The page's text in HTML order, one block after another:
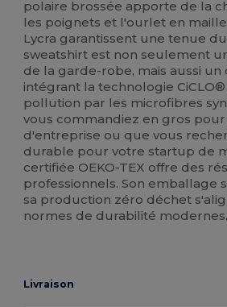
polaire brossée apporte de la
les poignets et l'ourlet en maille
Lycra garantissent une tenue
sweatshirt est non seulement
de la garde-robe, mais aussi un
intégrant la technologie
pollution par les microfibres
vous commandiez en gros
d'entreprise ou que vous
durable pour votre startup de
certifiée OEKO-TEX offre des
professionnels. Son emballage
sa production zéro déchet
normes de durabilité modernes.
Livraison